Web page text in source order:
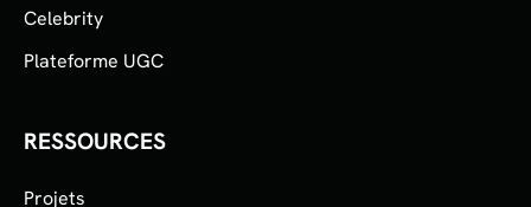
Celebrity
Plateforme UGC
RESSOURCES
Projets